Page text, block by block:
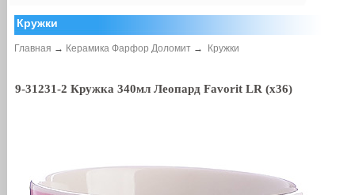
Кружки
Главная → Керамика Фарфор Доломит→ Кружки
9-31231-2 Кружка 340мл Леопард Favorit LR (х36)